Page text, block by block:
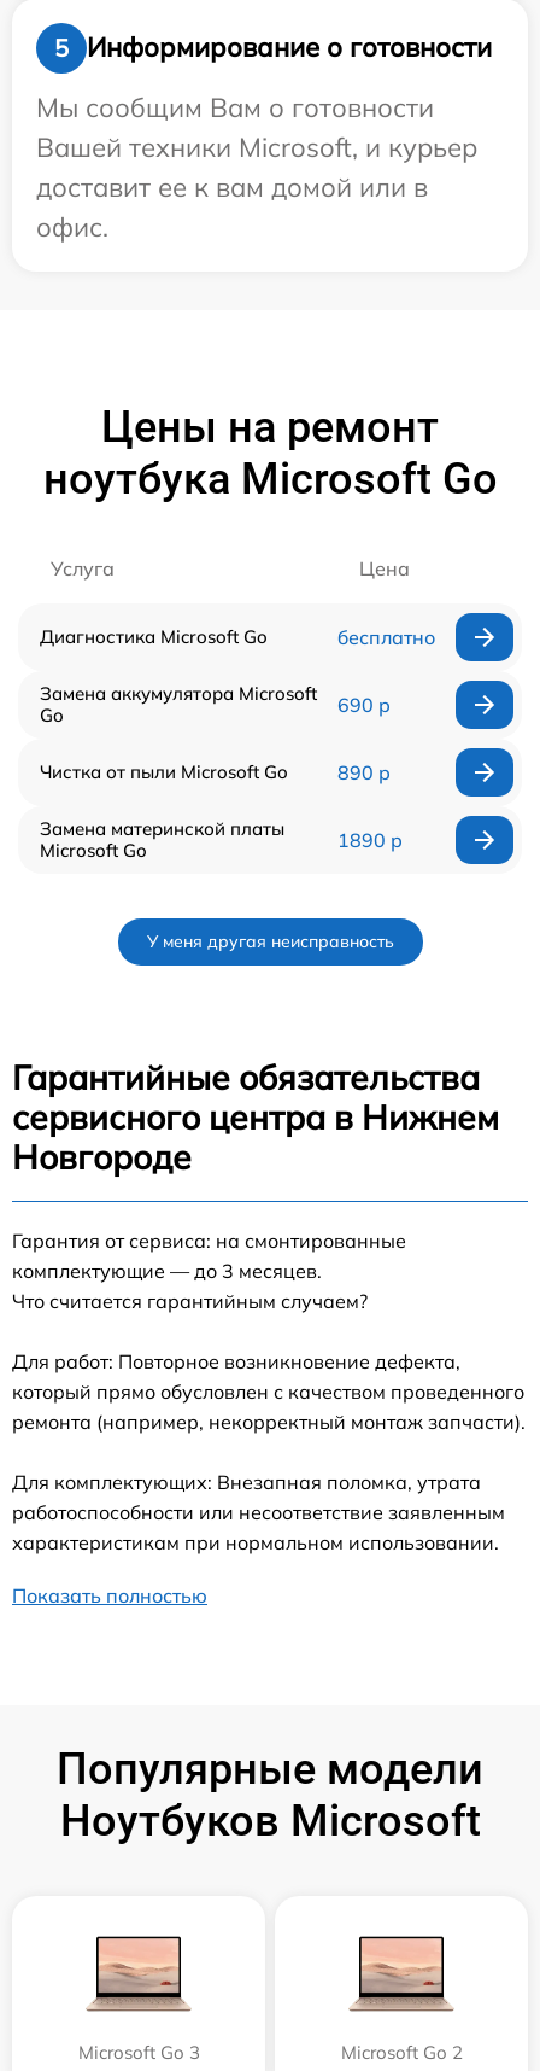
5
Информирование о готовности
Мы сообщим Вам о готовности
Вашей техники Microsoft, и курьер
доставит ее к вам домой или в
офис.
Цены на ремонт
ноутбука Microsoft Go
Услуга Цена
Диагностика Microsoft Go бесплатно
Замена аккумулятора Microsoft
Go
690 р
Чистка от пыли Microsoft Go 890 р
Замена материнской платы
Microsoft Go
1890 р
У меня другая неисправность
Гарантийные обязательства
сервисного центра в Нижнем
Новгороде
Гарантия от сервиса: на смонтированные
комплектующие — до 3 месяцев.
Что считается гарантийным случаем?
Для работ: Повторное возникновение дефекта,
который прямо обусловлен с качеством проведенного
ремонта (например, некорректный монтаж запчасти).
Для комплектующих: Внезапная поломка, утрата
работоспособности или несоответствие заявленным
характеристикам при нормальном использовании.
Показать полностью
Популярные модели
Ноутбуков Microsoft
Microsoft Go 3 Microsoft Go 2